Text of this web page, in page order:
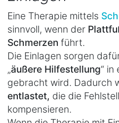
Eine Therapie mittels
sinnvoll, wenn der
Schmerzen führt.
Die Einlagen sorgen
„äußere Hilfestellung“ in
gebracht wird. Dadurch
entlastet, die die
kompensieren.